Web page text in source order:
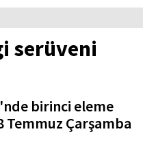
serüveni
birinci eleme
Temmuz Çarşamba